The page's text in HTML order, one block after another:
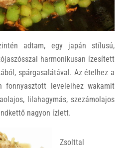
adtam, egy japán stílusú,
harmonikusan ízesített
spárgasalátával. Az ételhez a
fonnyasztott leveleihez wakamit
lilahagymás, szezámolajos
nagyon ízlett.
Zsolttal